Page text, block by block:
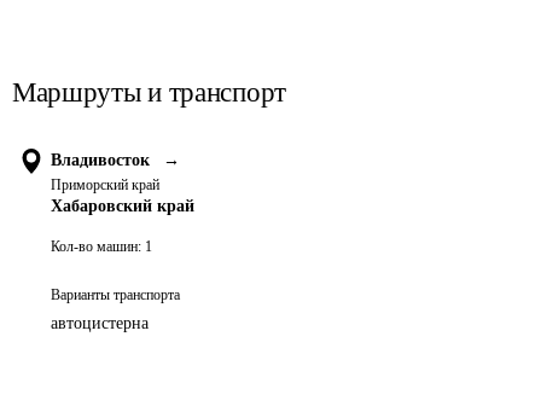
Маршруты и транспорт
Владивосток →
Приморский край
Хабаровский край
Кол-во машин: 1
Варианты транспорта
автоцистерна